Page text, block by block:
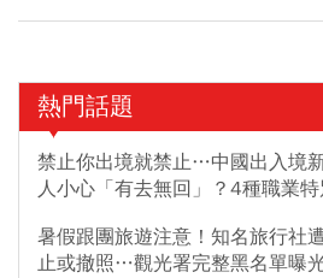
熱門話題
禁止你出境就禁止…中國出入境
人小心「有去無回」？4種職業
暑假跟團旅遊注意！知名旅行社
止或撤照…觀光署完整黑名單曝